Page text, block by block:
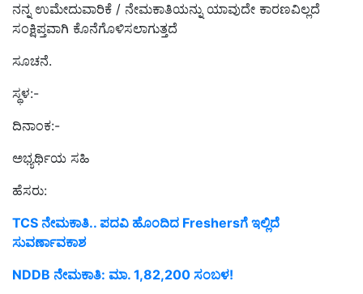
ನನ್ನ ಉಮೇದುವಾರಿಕೆ / ನೇಮಕಾತಿಯನ್ನು ಯಾವುದೇ ಕಾರಣವಿಲ್ಲದೆ
ಸಂಕ್ಷಿಪ್ತವಾಗಿ ಕೊನೆಗೊಳಿಸಲಾಗುತ್ತದೆ
ಸೂಚನೆ.
ಸ್ಥಳ:-
ದಿನಾಂಕ:-
ಅಭ್ಯರ್ಥಿಯ ಸಹಿ
ಹೆಸರು:
TCS ನೇಮಕಾತಿ.. ಪದವಿ ಹೊಂದಿದ Freshersಗೆ ಇಲ್ಲಿದೆ
ಸುವರ್ಣಾವಕಾಶ
NDDB ನೇಮಕಾತಿ: ಮಾ. 1,82,200 ಸಂಬಳ!